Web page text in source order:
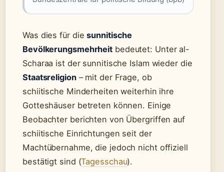
Was dies für diesunnitische
Bevölkerungsmehrheit bedeutet: Unter al-
Scharaa ist der sunnitische Islam wieder die
Staatsreligion– mit der Frage, ob
schiitische Minderheiten weiterhin ihre
Gotteshäuser betreten können. Einige
Beobachter berichten von Übergriffen auf
schiitische Einrichtungen seit der
Machtübernahme, die jedoch nicht offiziell
bestätigt sind (Tagesschau).